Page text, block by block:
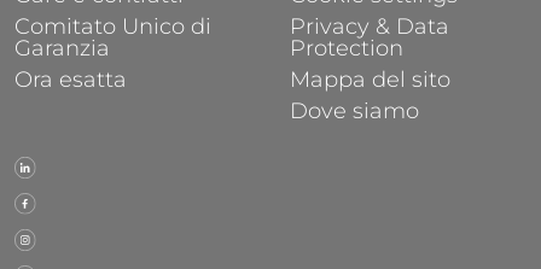
Comitato Unico di
Garanzia
Ora esatta
Privacy & Data
Protection
Mappa del sito
Dove siamo